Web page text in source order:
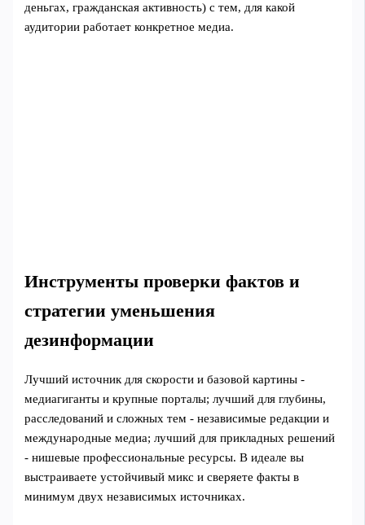
деньгах, гражданская активность) с тем, для какой
аудитории работает конкретное медиа.
Инструменты проверки фактов и
стратегии уменьшения
дезинформации
Лучший источник для скорости и базовой картины -
медиагиганты и крупные порталы; лучший для глубины,
расследований и сложных тем - независимые редакции и
международные медиа; лучший для прикладных решений
- нишевые профессиональные ресурсы. В идеале вы
выстраиваете устойчивый микс и сверяете факты в
минимум двух независимых источниках.